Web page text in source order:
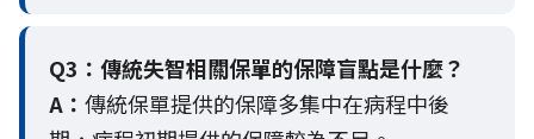
Q3： 傳統失智相關保單的保障盲點是什麼？
A： 傳統保單提供的保障多集中在病程中後